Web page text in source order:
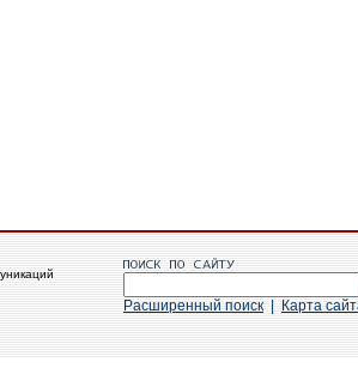
Расширенный поиск Карта